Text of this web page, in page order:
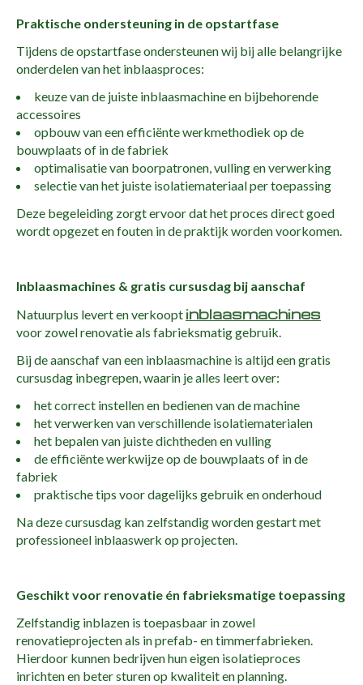
Praktische ondersteuning in de opstartfase
Tijdens de opstartfase ondersteunen wij bij alle belangrijke
onderdelen van het inblaasproces:
keuze van de juiste inblaasmachine en bijbehorende
accessoires
opbouw van een efficiënte werkmethodiek op de
bouwplaats of in de fabriek
optimalisatie van boorpatronen, vulling en verwerking
selectie van het juiste isolatiemateriaal per toepassing
Deze begeleiding zorgt ervoor dat het proces direct goed
wordt opgezet en fouten in de praktijk worden voorkomen.
Inblaasmachines & gratis cursusdag bij aanschaf
Natuurplus levert en verkoopt inblaasmachines
voor zowel renovatie als fabrieksmatig gebruik.
Bij de aanschaf van een inblaasmachine is altijd een gratis
cursusdag inbegrepen, waarin je alles leert over:
het correct instellen en bedienen van de machine
het verwerken van verschillende isolatiematerialen
het bepalen van juiste dichtheden en vulling
de efficiënte werkwijze op de bouwplaats of in de
fabriek
praktische tips voor dagelijks gebruik en onderhoud
Na deze cursusdag kan zelfstandig worden gestart met
professioneel inblaaswerk op projecten.
Geschikt voor renovatie én fabrieksmatige toepassing
Zelfstandig inblazen is toepasbaar in zowel
renovatieprojecten als in prefab- en timmerfabrieken.
Hierdoor kunnen bedrijven hun eigen isolatieproces
inrichten en beter sturen op kwaliteit en planning.